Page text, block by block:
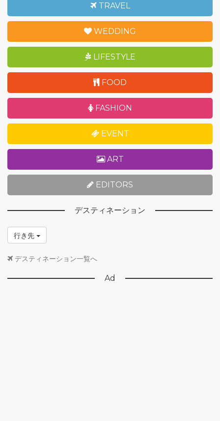
TRAVEL
WEDDING
LIFESTYLE
FOOD
FASHION
EVENT
ART
EDITORS
デスティネーション
行き先
デスティネーション一覧へ
Ad